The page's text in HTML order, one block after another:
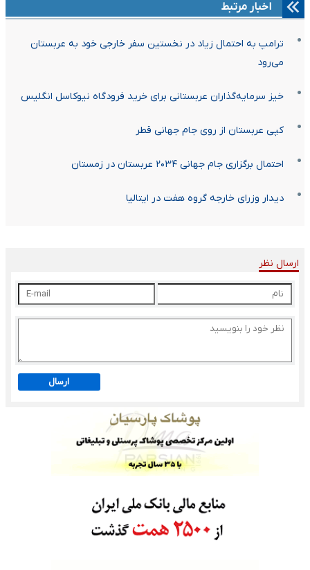
اخبار مرتبط
ترامپ به احتمال زیاد در نخستین سفر خارجی خود به عربستان
می‌رود
خیز سرمایه‌گذاران عربستانی برای خرید فرودگاه نیوکاسل انگلیس
کپی عربستان از روی جام جهانی قطر
احتمال برگزاری جام جهانی ۲۰۳۴ عربستان در زمستان
دیدار وزرای خارجه گروه هفت در ایتالیا
ارسال نظر
ارسال